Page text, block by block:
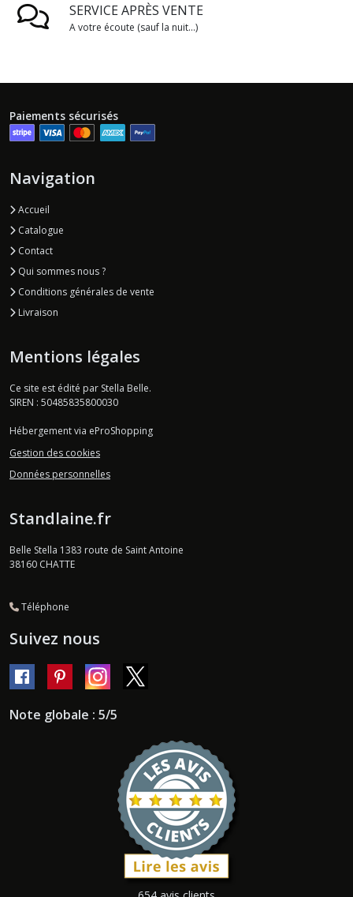
SERVICE APRÈS VENTE
A votre écoute (sauf la nuit...)
Paiements sécurisés
Navigation
Accueil
Catalogue
Contact
Qui sommes nous ?
Conditions générales de vente
Livraison
Mentions légales
Ce site est édité par Stella Belle.
SIREN : 50485835800030
Hébergement via eProShopping
Gestion des cookies
Données personnelles
Standlaine.fr
Belle Stella 1383 route de Saint Antoine
38160 CHATTE
Téléphone
Suivez nous
Note globale : 5/5